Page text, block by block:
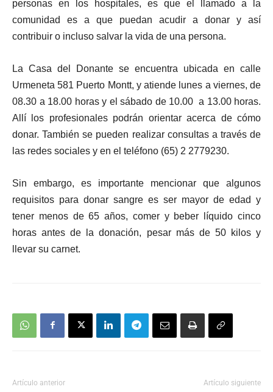
personas en los hospitales, es que el llamado a la
comunidad es a que puedan acudir a donar y así
contribuir o incluso salvar la vida de una persona.
La Casa del Donante se encuentra ubicada en calle
Urmeneta 581 Puerto Montt, y atiende lunes a viernes, de
08.30 a 18.00 horas y el sábado de 10.00 a 13.00 horas.
Allí los profesionales podrán orientar acerca de cómo
donar. También se pueden realizar consultas a través de
las redes sociales y en el teléfono (65) 2 2779230.
Sin embargo, es importante mencionar que algunos
requisitos para donar sangre es ser mayor de edad y
tener menos de 65 años, comer y beber líquido cinco
horas antes de la donación, pesar más de 50 kilos y
llevar su carnet.
Artículo anterior Artículo siguiente